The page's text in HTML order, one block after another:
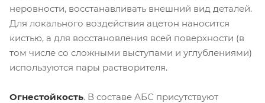
неровности, восстанавливать внешний вид деталей.
Для локального воздействия ацетон наносится
кистью, а для восстановления всей поверхности (в
том числе со сложными выступами и углублениями)
используются пары растворителя.
Огнестойкость. В составе АБС присутствуют